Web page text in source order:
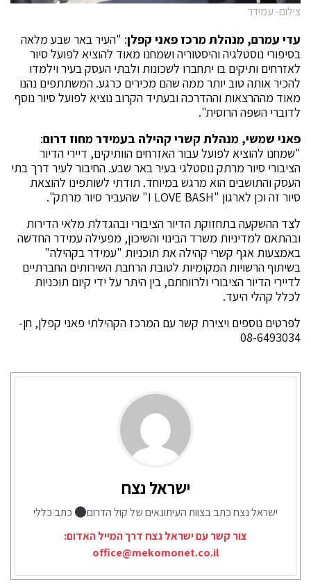
צילום- עמידר
עדי עמרם, מנהלת מרכז פאני קפלן: "העיר באר שבע מלאה
בסיפורי נוסטלגיה והיסטוריה ושמחנו מאוד להוציא לפועל סיור
לאזרחים ותיקים בו יתחברו לשכונות ולבתי העסק בעיר וילמדו
להכיר אותה טוב יותר ממה שהם מכירים כרגע. המשתתפים נהנו
מאוד מההרצאות וההדרכה ובעתיד הקרוב נוציא לפועל סיור נוסף
לדוברי השפה הרוסית".
פאני שמשי, מנהלת קשרי קהילה בעמידר מחוז דרום:
"שמחנו להוציא לפועל עבור האזרחים הוותיקים, דיירי הדיור
הציבורי סיור מרתק נוסטלגי בעיר באר שבע. החיבור לעיר דרך בתי
העסק והתושבים הוא מרגש במיוחד. תודתי לשותפינו להוצאת
סיור זה וכן לארגון "I LOVE BASH" שהעביר סיור מרתק".
לצד ההשקעה בתחזוקת הדיור הציבורי ובהגדלת מלאי הדירות
ובהתאם למדיניות משרד הבינוי והשיכון, מפעילה עמידר החדשה
באמצעות אגף קשרי קהילה את תוכניות "עמידר בקהילה"
בשיתוף הרשויות המקומיות לטובת הרחבת השירותים החברתיים
לדיירי הדיור הציבורי ולרווחתם, בין היתר על ידי קיום תוכניות
לכלל קהלי היעד.
לפרטים נוספים ויצירת קשר עם המרכז הקהילתי פאני קפלן, חן-
08-6493034
ישראל נצח
ישראל נצח כתב בצוות העיתונאים של קול הדרום
כתב כללי
צור קשר עם ישראל נצח דרך המייל האדום:
office@mekomonet.co.il